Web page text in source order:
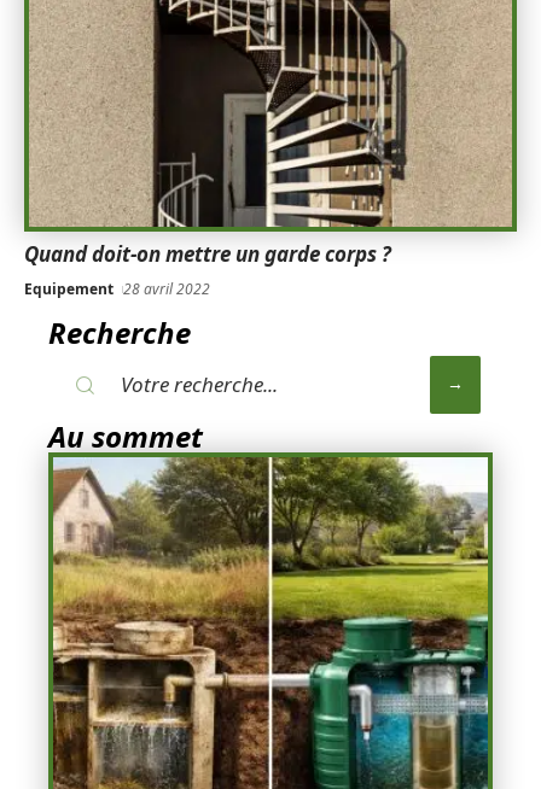
Quand doit-on mettre un garde corps ?
Equipement 28 avril 2022
Recherche
Au sommet